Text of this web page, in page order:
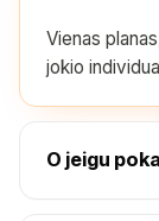
Vienas
jokio
O jeigu